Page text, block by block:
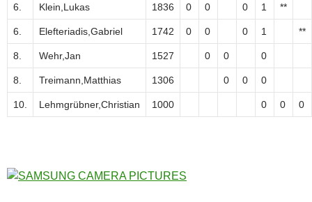
6. Klein,Lukas 1836 0 0 0 1 **
6. Elefteriadis,Gabriel 1742 0 0 0 1 **
8. Wehr,Jan 1527 0 0 0
8. Treimann,Matthias 1306 0 0 0
10. Lehmgrübner,Christian 1000 0 0 0